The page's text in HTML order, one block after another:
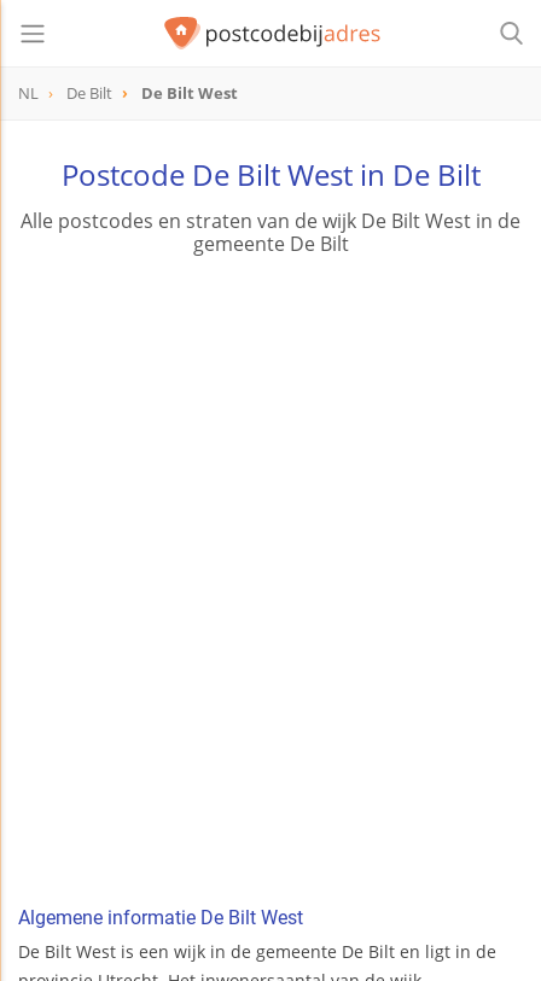
NL De Bilt De Bilt West
Postcode De Bilt West in De Bilt
Alle postcodes en straten van de wijk De Bilt West in de
gemeente De Bilt
Algemene informatie De Bilt West
De Bilt West is een wijk in de gemeente De Bilt en ligt in de